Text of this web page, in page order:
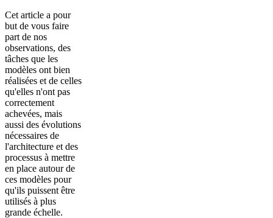
Cet article a pour
but de vous faire
part de nos
observations, des
tâches que les
modèles ont bien
réalisées et de celles
qu'elles n'ont pas
correctement
achevées, mais
aussi des évolutions
nécessaires de
l'architecture et des
processus à mettre
en place autour de
ces modèles pour
qu'ils puissent être
utilisés à plus
grande échelle.